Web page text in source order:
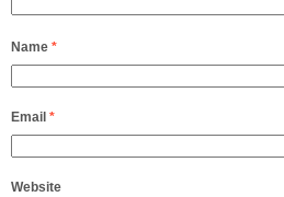
Name *
Email *
Website